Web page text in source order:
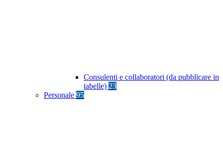
Consulenti e collaboratori (da pubblicare in
tabelle) 23
Personale 95